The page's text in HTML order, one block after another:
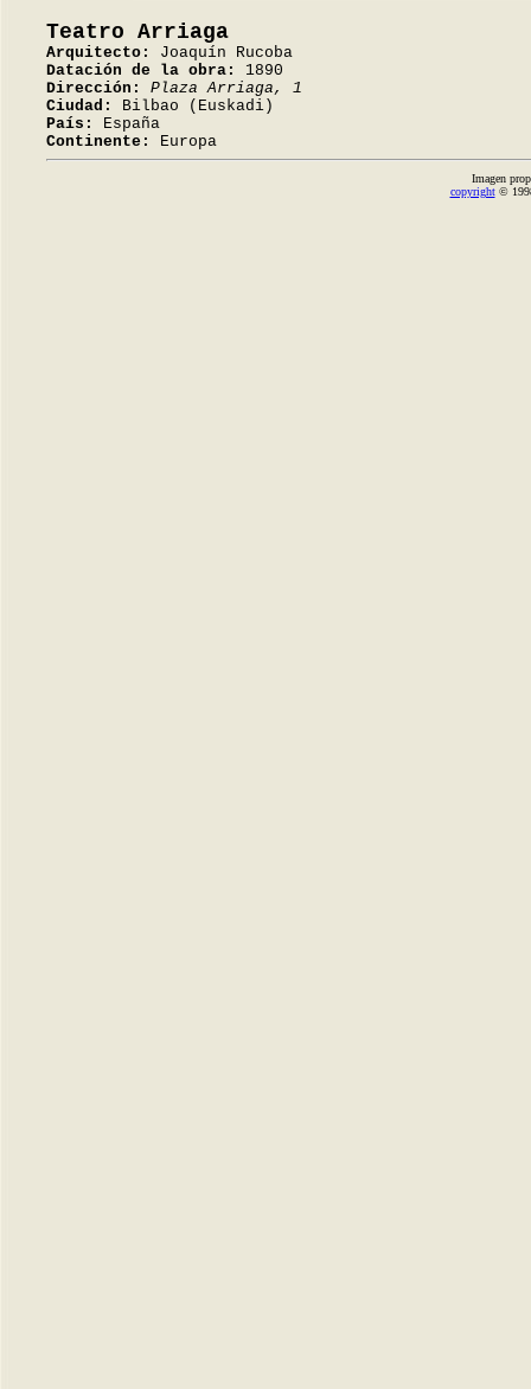
Teatro Arriaga
Arquitecto:
Joaquín Rucoba
Datación de la obra:
1890
Dirección:
Plaza Arriaga, 1
Ciudad:
Bilbao (Euskadi)
País:
España
Continente:
Europa
Imagen
copyright©